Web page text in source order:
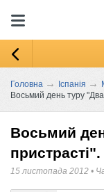
Головна → Іспанія →
Восьмий день туру
Восьмий
15 листопада 2012 •